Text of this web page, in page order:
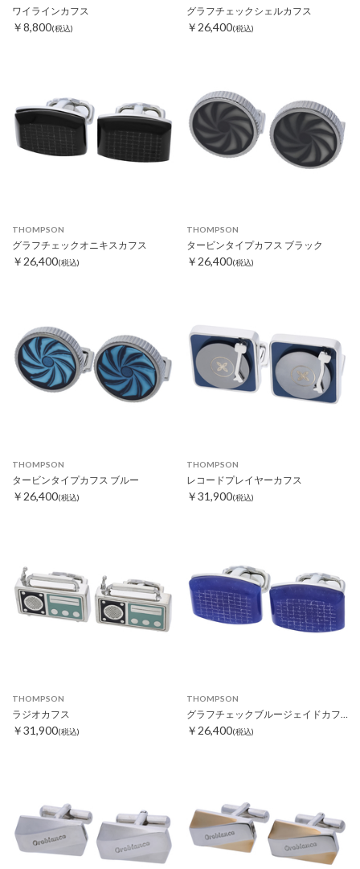
ワイラインカフス
￥8,800(税込)
グラフチェックシェルカフス
￥26,400(税込)
THOMPSON
グラフチェックオニキスカフス
￥26,400(税込)
THOMPSON
タービンタイプカフス ブラック
￥26,400(税込)
THOMPSON
タービンタイプカフス ブルー
￥26,400(税込)
THOMPSON
レコードプレイヤーカフス
￥31,900(税込)
THOMPSON
ラジオカフス
￥31,900(税込)
THOMPSON
グラフチェックブルージェイドカフス
￥26,400(税込)